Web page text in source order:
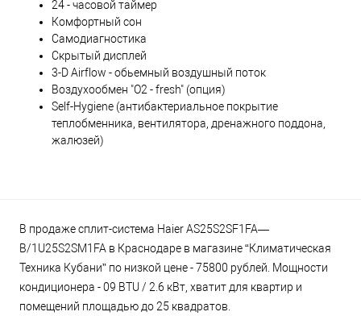
24 - часовой таймер
Комфортный сон
Самодиагностика
Скрытый дисплей
3-D Airflow - обьемный воздушный поток
Воздухообмен "О2 - fresh" (опция)
Self-Hygiene (антибактериальное покрытие
теплобменника, вентилятора, дренажного поддона,
жалюзей)
В продаже сплит-система Haier AS25S2SF1FA—
B/1U25S2SM1FA в Краснодаре в магазине “Климатическая
Техника Кубани” по низкой цене - 75800 рублей. Мощности
кондиционера - 09 BTU / 2.6 кВт, хватит для квартир и
помещений площадью до 25 квадратов.